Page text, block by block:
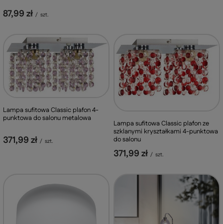
87,99 zł / szt.
Lampa sufitowa Classic plafon 4-
punktowa do salonu metalowa
371,99 zł / szt.
Lampa sufitowa Classic plafon ze
szklanymi kryształkami 4-punktowa
do salonu
371,99 zł / szt.